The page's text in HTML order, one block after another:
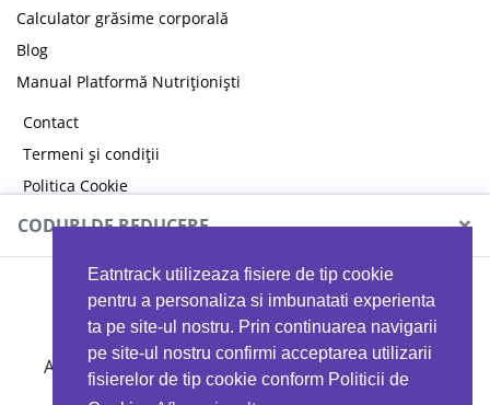
Eatntrack utilizeaza fisiere de tip cookie
pentru a personaliza si imbunatati experienta
ta pe site-ul nostru. Prin continuarea navigarii
pe site-ul nostru confirmi acceptarea utilizarii
fisierelor de tip cookie conform Politicii de
Calculator grăsime corporală
Blog
Manual Platformă Nutriționiști
Contact
Termeni și condiții
Politica Cookie
Politica de confidențialitate
CODURI DE REDUCERE ×
MYPROTEIN
Ai 40%reducere la orice comandă folosind codul
EATTRACK